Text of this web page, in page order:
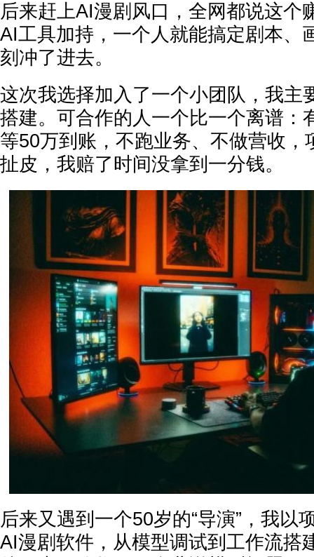
后来赶上AI漫剧 风口，全网都说这个
AI工具加持，一个人就能搞定剧本、
刻冲了进去。
这次我选择加入了一个小团队，我主
搭建。可合作的人一个比一个离谱：
等50万到账，不跑业务、不做营收，
扯皮，我赔了时间没拿到一分钱。
后来又遇到一个50岁的“导演”，我以
AI漫剧软件，从模型调试到工作流搭